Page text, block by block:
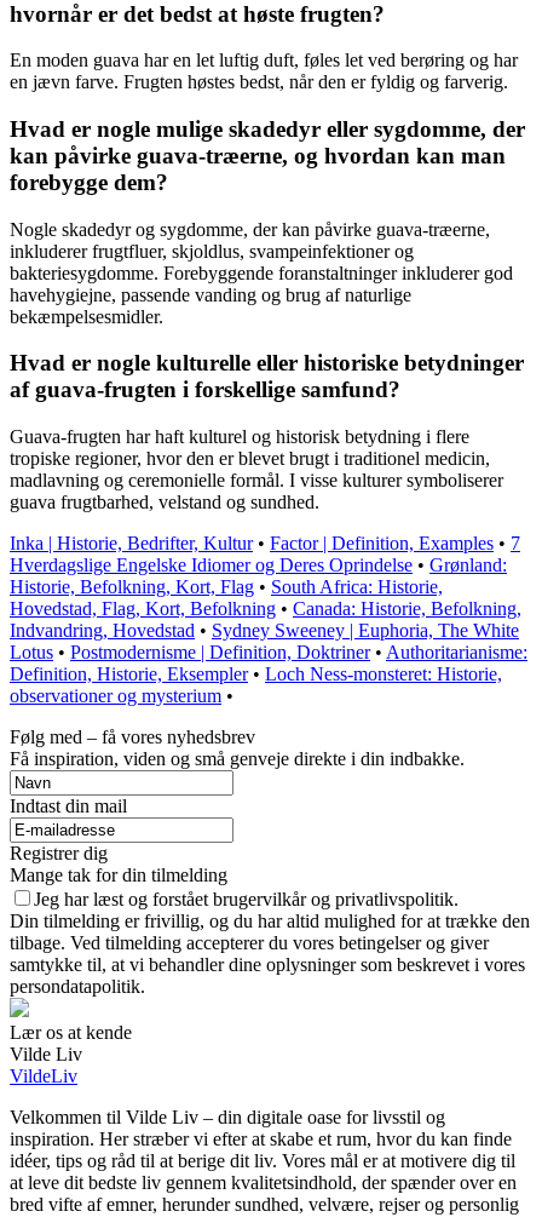
hvornår er det bedst at høste frugten?
En moden guava har en let luftig duft, føles let ved berøring og har
en jævn farve. Frugten høstes bedst, når den er fyldig og farverig.
Hvad er nogle mulige skadedyr eller sygdomme, der
kan påvirke guava-træerne, og hvordan kan man
forebygge dem?
Nogle skadedyr og sygdomme, der kan påvirke guava-træerne,
inkluderer frugtfluer, skjoldlus, svampeinfektioner og
bakteriesygdomme. Forebyggende foranstaltninger inkluderer god
havehygiejne, passende vanding og brug af naturlige
bekæmpelsesmidler.
Hvad er nogle kulturelle eller historiske betydninger
af guava-frugten i forskellige samfund?
Guava-frugten har haft kulturel og historisk betydning i flere
tropiske regioner, hvor den er blevet brugt i traditionel medicin,
madlavning og ceremonielle formål. I visse kulturer symboliserer
guava frugtbarhed, velstand og sundhed.
Inka | Historie, Bedrifter, Kultur• Factor | Definition, Examples • 7
Hverdagslige Engelske Idiomer og Deres Oprindelse • Grønland:
Historie, Befolkning, Kort, Flag • South Africa: Historie,
Hovedstad, Flag, Kort, Befolkning • Canada: Historie, Befolkning,
Indvandring, Hovedstad • Sydney Sweeney | Euphoria, The White
Lotus • Postmodernisme | Definition, Doktriner• Authoritarianisme:
Definition, Historie, Eksempler• Loch Ness-monsteret: Historie,
observationer og mysterium •
Følg med – få vores nyhedsbrev
Få inspiration, viden og små genveje direkte i din indbakke.
Indtast din mail
Registrer dig
Mange tak for din tilmelding
Jeg har læst og forstået brugervilkår og privatlivspolitik.
Din tilmelding er frivillig, og du har altid mulighed for at trække den
tilbage. Ved tilmelding accepterer du vores betingelser og giver
samtykke til, at vi behandler dine oplysninger som beskrevet i vores
persondatapolitik.
Lær os at kende
Vilde Liv
VildeLiv
Velkommen til Vilde Liv – din digitale oase for livsstil og
inspiration. Her stræber vi efter at skabe et rum, hvor du kan finde
idéer, tips og råd til at berige dit liv. Vores mål er at motivere dig til
at leve dit bedste liv gennem kvalitetsindhold, der spænder over en
bred vifte af emner, herunder sundhed, velvære, rejser og personlig